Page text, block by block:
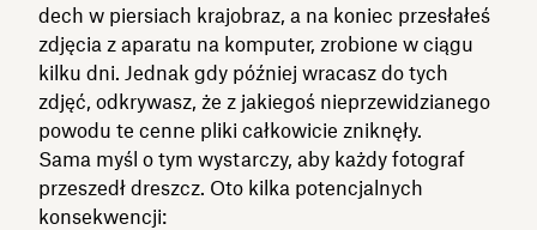
dech w piersiach krajobraz, a na koniec przesłałeś
zdjęcia z aparatu na komputer, zrobione w ciągu
kilku dni. Jednak gdy później wracasz do tych
zdjęć, odkrywasz, że z jakiegoś nieprzewidzianego
powodu te cenne pliki całkowicie zniknęły.
Sama myśl o tym wystarczy, aby każdy fotograf
przeszedł dreszcz. Oto kilka potencjalnych
konsekwencji: